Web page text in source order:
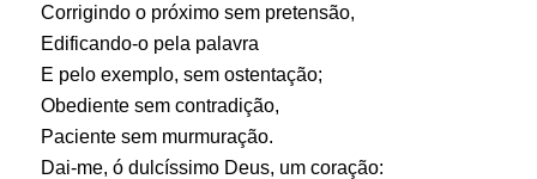
Corrigindo o próximo sem pretensão,
Edificando-o pela palavra
E pelo exemplo, sem ostentação;
Obediente sem contradição,
Paciente sem murmuração.
Dai-me, ó dulcíssimo Deus, um coração: